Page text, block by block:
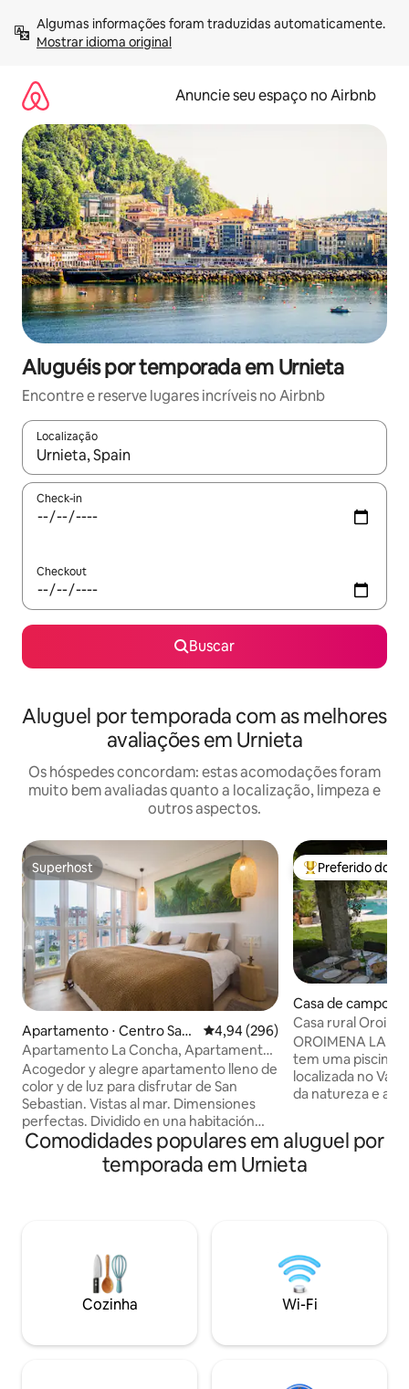
para
Mostrar idioma original
Anuncie seu espaço no Airbnb
Aluguéis por temporada em Urnieta
Encontre e reserve lugares incríveis no Airbnb
Localização
Quando os resultados estiverem disponíveis, explore-os
Check-in
Checkout
Buscar
Aluguel por temporada com as melhores
avaliações em Urnieta
Os hóspedes concordam: estas acomodações foram
muito bem avaliadas quanto a localização, limpeza e
outros aspectos.
Superhost
Superhost
Apartamento ⋅ Centro San
Sebastián
4,94 de uma avaliação média de
4,94 (296)
Apartamento La Concha, Apartamento
estúdio La Concha
Acogedor y alegre apartamento lleno de
color y de luz para disfrutar de San
Sebastian. Vistas al mar. Dimensiones
perfectas. Dividido en una habitación
espaciosa y con buenos armarios, un
salón comedor amplio con un sofá super
cómodo y cuadros modernos, una
la lavadora y el termo de agua caliente.
Apartamento con entrada privada. Dos
plazas de garaje disponibles. Atención!!
La entrada a los garajes es estrecho,
4m70cms. Llaves electrónicas para
Entre os
Preferido dos
Casa de campo ⋅
Casa rural
San Sebastián
OROIMENA
tem uma piscina
localizada no
da natureza e a
15 minutos de
Tem uma grande
cozinha
trampolim, cesta,
livre...
Comodidades populares em aluguel por
temporada em Urnieta
Cozinha Wi-Fi